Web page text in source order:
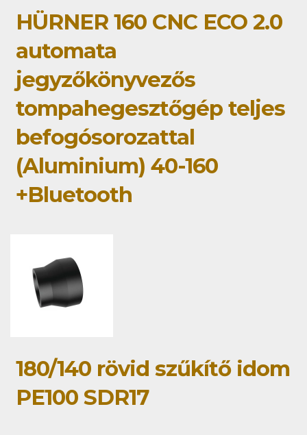
HÜRNER 160 CNC ECO 2.0
automata
jegyzőkönyvezős
tompahegesztőgép teljes
befogósorozattal
(Aluminium) 40-160
+Bluetooth
180/140 rövid szűkítő idom
PE100 SDR17